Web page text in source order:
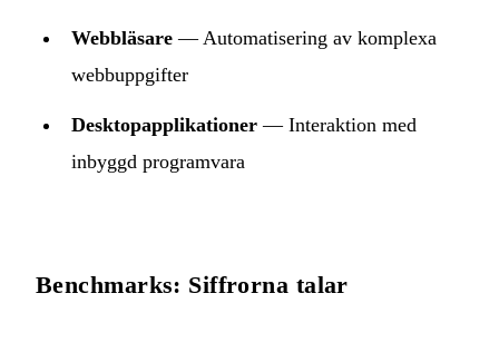
Webbläsare — Automatisering av komplexa
webbuppgifter
Desktopapplikationer — Interaktion med
inbyggd programvara
Benchmarks: Siffrorna talar